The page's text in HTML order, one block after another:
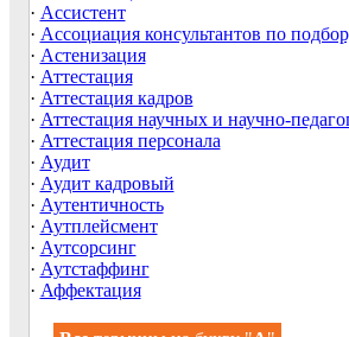
· Ассистент
· Ассоциация консультантов по
· Астенизация
· Аттестация
· Аттестация кадров
· Аттестация научных и научно-
· Аттестация персонала
· Аудит
· Аудит кадровый
· Аутентичность
· Аутплейсмент
· Аутсорсинг
· Аутстаффинг
· Аффектация